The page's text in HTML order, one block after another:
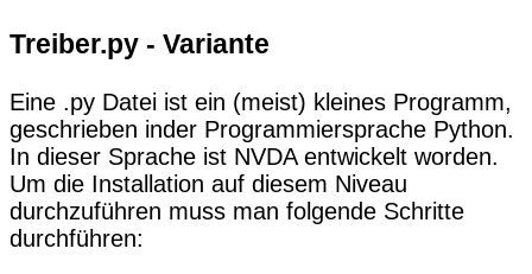
Treiber.py - Variante
Eine .py Datei ist ein (meist) kleines Programm,
geschrieben inder Programmiersprache Python.
In dieser Sprache ist NVDA entwickelt worden.
Um die Installation auf diesem Niveau
durchzuführen muss man folgende Schritte
durchführen: